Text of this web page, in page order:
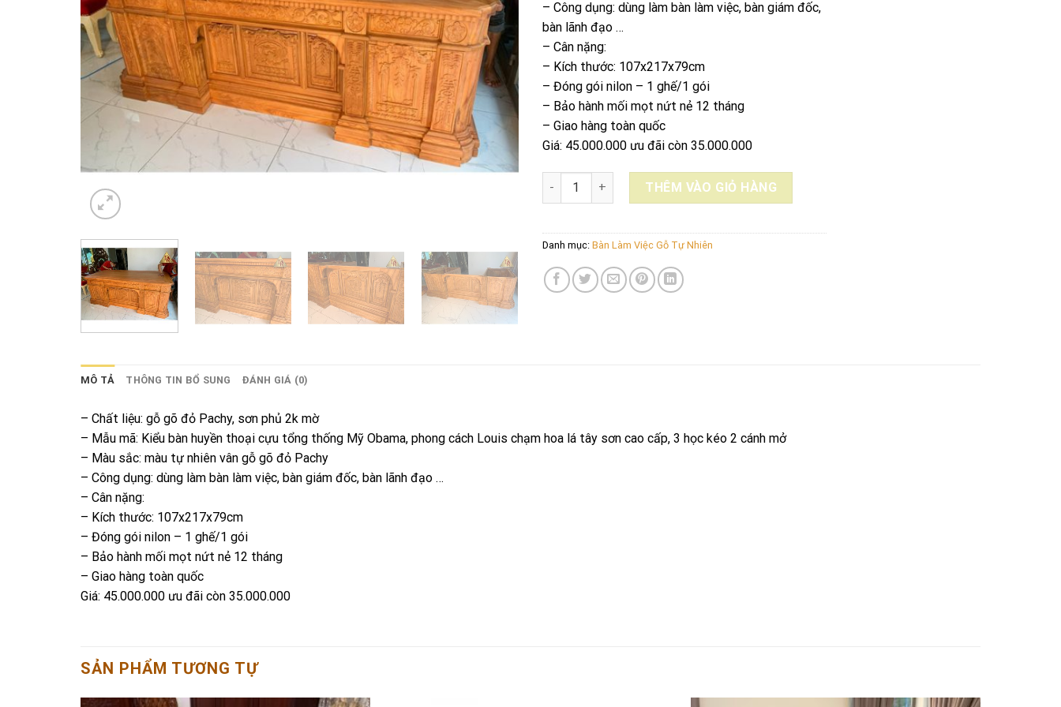
– Công dụng: dùng làm bàn làm việc, bàn giám đốc,
bàn lãnh đạo …
– Cân nặng:
– Kích thước: 107x217x79cm
– Đóng gói nilon – 1 ghế/1 gói
– Bảo hành mối mọt nứt nẻ 12 tháng
– Giao hàng toàn quốc
Giá: 45.000.000 ưu đãi còn 35.000.000
BÀN LÀM VIỆC TỔNG THỐNG số lượng
THÊM VÀO GIỎ HÀNG
Danh mục: Bàn Làm Việc Gỗ Tự Nhiên
MÔ TẢ THÔNG TIN BỔ SUNG ĐÁNH GIÁ (0)
– Chất liệu: gỗ gõ đỏ Pachy, sơn phủ 2k mờ
– Mẫu mã: Kiểu bàn huyền thoại cựu tổng thống Mỹ Obama, phong cách Louis chạm hoa lá tây sơn cao cấp, 3 học kéo 2 cánh mở
– Màu sắc: màu tự nhiên vân gỗ gõ đỏ Pachy
– Công dụng: dùng làm bàn làm việc, bàn giám đốc, bàn lãnh đạo …
– Cân nặng:
– Kích thước: 107x217x79cm
– Đóng gói nilon – 1 ghế/1 gói
– Bảo hành mối mọt nứt nẻ 12 tháng
– Giao hàng toàn quốc
Giá: 45.000.000 ưu đãi còn 35.000.000
SẢN PHẨM TƯƠNG TỰ